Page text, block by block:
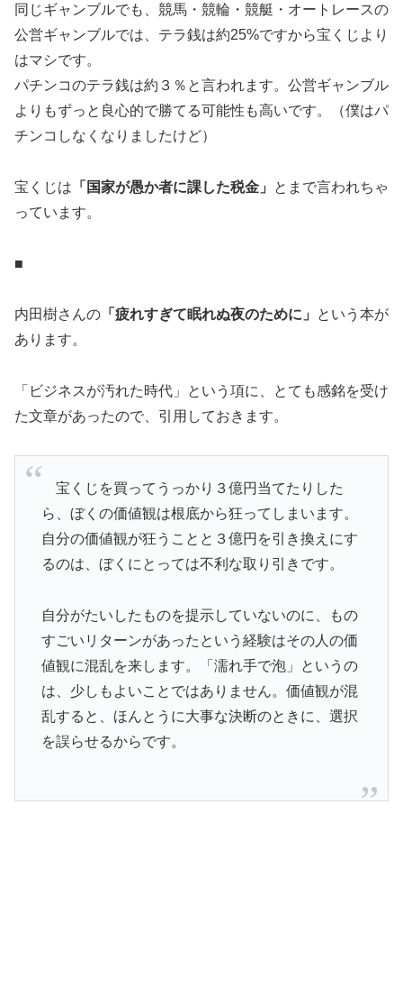
同じギャンブルでも、競馬・競輪・競艇・オートレースの
公営ギャンブルでは、テラ銭は約25%ですから宝くじより
はマシです。
パチンコのテラ銭は約３％と言われます。公営ギャンブル
よりもずっと良心的で勝てる可能性も高いです。（僕はパ
チンコしなくなりましたけど）
宝くじは 「国家が愚か者に課した税金」
とまで言われちゃ
っています。
■
内田樹さんの 「疲れすぎて眠れぬ夜のために」
という本が
あります。
「ビジネスが汚れた時代」という項に、とても感銘を受け
た文章があったので、引用しておきます。
宝くじを買ってうっかり３億円当てたりした
ら、ぼくの価値観は根底から狂ってしまいます。
自分の価値観が狂うことと３億円を引き換えにす
るのは、ぼくにとっては不利な取り引きです。
自分がたいしたものを提示していないのに、もの
すごいリターンがあったという経験はその人の価
値観に混乱を来します。「濡れ手で泡」というの
は、少しもよいことではありません。価値観が混
乱すると、ほんとうに大事な決断のときに、選択
を誤らせるからです。